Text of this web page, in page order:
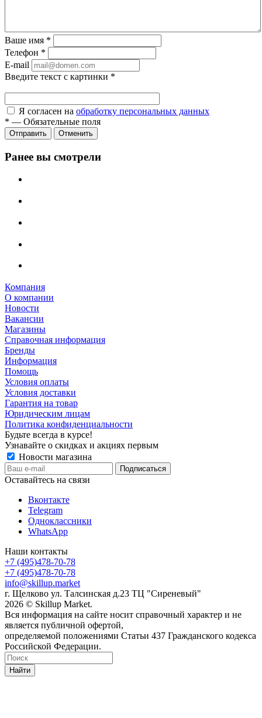
Ваше имя *
Телефон *
E-mail
Введите текст с картинки *
Я согласен на обработку персональных данных
* — Обязательные поля
Отправить Отменить
Ранее вы смотрели
Компания
О компании
Новости
Вакансии
Магазины
Справочная информация
Бренды
Информация
Помощь
Условия оплаты
Условия доставки
Гарантия на товар
Юридическим лицам
Политика конфиденциальности
Будьте всегда в курсе!
Узнавайте о скидках и акциях первым
Новости магазина
Оставайтесь на связи
Вконтакте
Telegram
Одноклассники
WhatsApp
Наши контакты
+7 (495)478-70-78
+7 (495)478-70-78
info@skillup.market
г. Щелково ул. Талсинская д.23 ТЦ "Сиреневый"
2026 © Skillup Market.
Вся информация на сайте носит справочный характер и не
является публичной офертой,
определяемой положениями Статьи 437 Гражданского кодекса
Российской Федерации.
Найти